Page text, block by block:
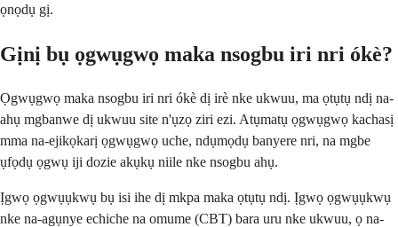
ọnọdụ gị.
Gịnị bụ ọgwụgwọ maka nsogbu iri nri ókè?
Ọgwụgwọ maka nsogbu iri nri ókè dị irè nke ukwuu, ma ọtụtụ ndị na-
ahụ mgbanwe dị ukwuu site n'ụzọ ziri ezi. Atụmatụ ọgwụgwọ kachasị
mma na-ejikọkarị ọgwụgwọ uche, ndụmọdụ banyere nri, na mgbe
ụfọdụ ọgwụ iji dozie akụkụ niile nke nsogbu ahụ.
Ịgwọ ọgwụụkwụ bụ isi ihe dị mkpa maka ọtụtụ ndị. Ịgwọ ọgwụụkwụ
nke na-agụnye echiche na omume (CBT) bara uru nke ukwuu, ọ na-